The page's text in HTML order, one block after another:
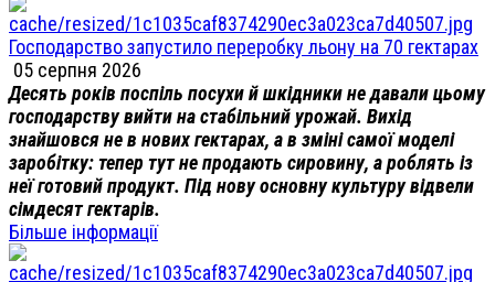
Господарство запустило переробку льону на 70 гектарах
05 серпня 2026
Десять років поспіль посухи й шкідники не давали цьому
господарству вийти на стабільний урожай. Вихід
знайшовся не в нових гектарах, а в зміні самої моделі
заробітку: тепер тут не продають сировину, а роблять із
неї готовий продукт. Під нову основну культуру відвели
сімдесят гектарів.
Більше інформації